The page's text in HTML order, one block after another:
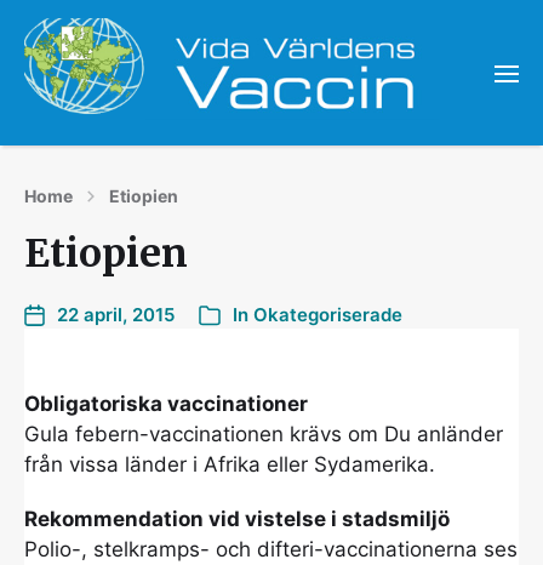
Home Etiopien
Etiopien
22 april, 2015 In Okategoriserade
Obligatoriska vaccinationer
Gula febern-vaccinationen krävs om Du anländer
från vissa länder i Afrika eller Sydamerika.
Rekommendation vid vistelse i stadsmiljö
Polio-, stelkramps- och difteri-vaccinationerna ses